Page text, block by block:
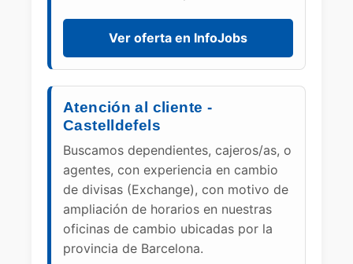
Ver oferta en InfoJobs
Atención al cliente -
Castelldefels
Buscamos dependientes, cajeros/as, o
agentes, con experiencia en cambio
de divisas (Exchange), con motivo de
ampliación de horarios en nuestras
oficinas de cambio ubicadas por la
provincia de Barcelona.